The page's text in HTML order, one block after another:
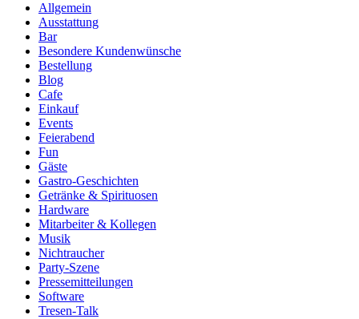
Allgemein
Ausstattung
Bar
Besondere Kundenwünsche
Bestellung
Blog
Cafe
Einkauf
Events
Feierabend
Fun
Gäste
Gastro-Geschichten
Getränke & Spirituosen
Hardware
Mitarbeiter & Kollegen
Musik
Nichtraucher
Party-Szene
Pressemitteilungen
Software
Tresen-Talk